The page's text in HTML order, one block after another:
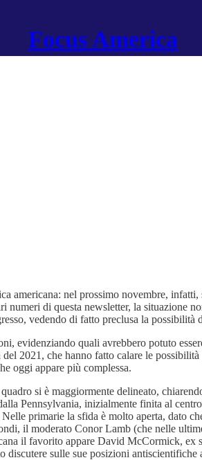
Focus America
americana: nel prossimo novembre,
di questa newsletter, la situazione
vedendo di fatto preclusa la
evidenziando quali avrebbero potuto
2021, che hanno fatto calare le
oggi appare più complessa.
si è maggiormente delineato,
Pennsylvania, inizialmente finita al
primarie la sfida è molto aperta, dato
il moderato Conor Lamb (che nelle
il favorito appare David McCormick, ex
sulle sue posizioni antiscientifiche